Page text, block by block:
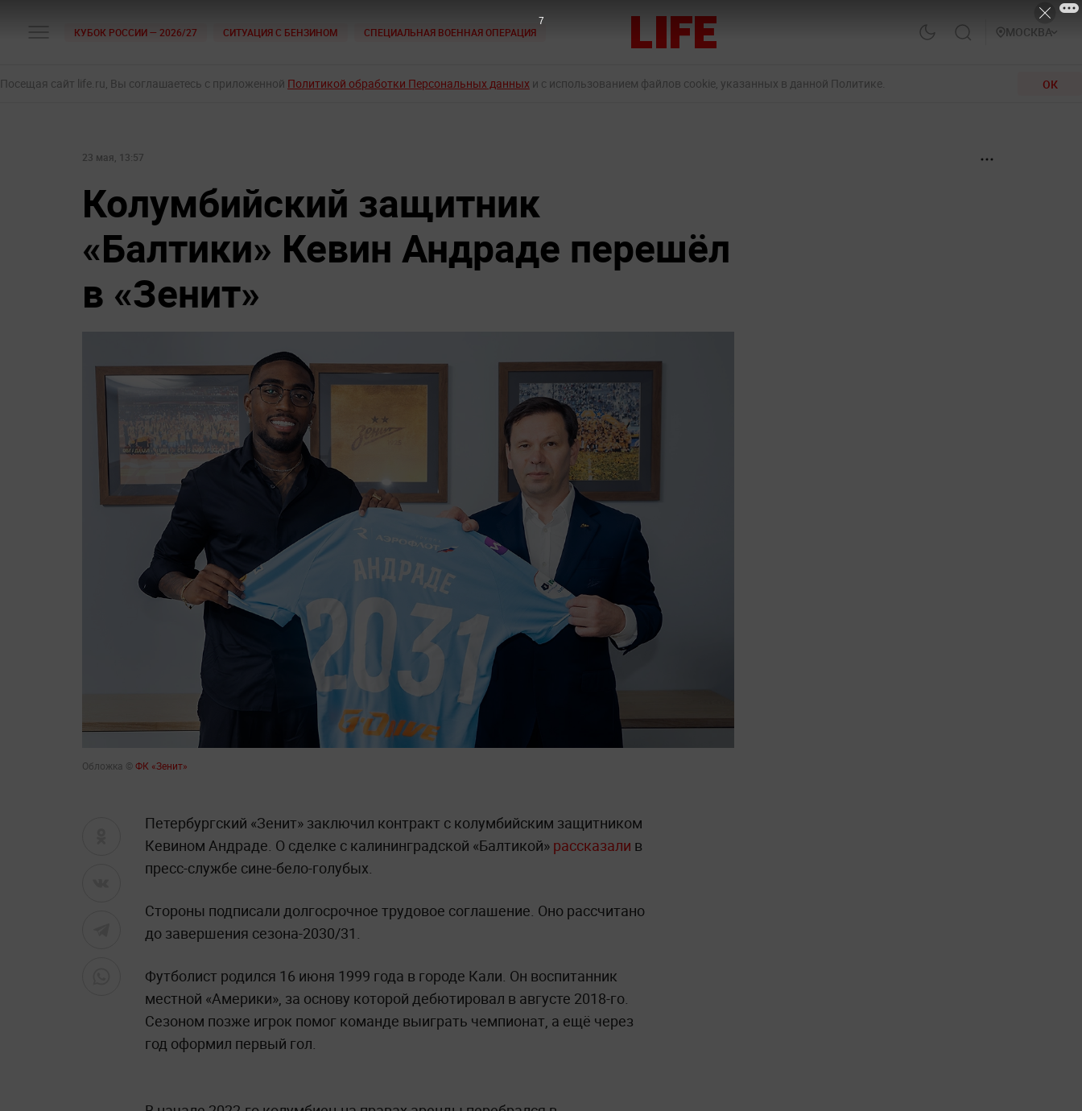
КУБОК РОССИИ — 2026/27 СИТУАЦИЯ С БЕНЗИНОМ СПЕЦИАЛЬНАЯ ВОЕННАЯ ОПЕРАЦИЯ МОСКВА
Посещая сайт life.ru, Вы соглашаетесь с приложенной Политикой обработки Персональных данных и с использованием файлов cookie, указанных в данной Политике. ОК
23 мая, 13:57
Колумбийский защитник
«Балтики» Кевин Андраде перешёл
в «Зенит»
Обложка © ФК «Зенит»
Петербургский «Зенит» заключил контракт с колумбийским защитником
Кевином Андраде. О сделке с калининградской «Балтикой» рассказали в
пресс-службе сине-бело-голубых.
Стороны подписали долгосрочное трудовое соглашение. Оно рассчитано
до завершения сезона-2030/31.
Футболист родился 16 июня 1999 года в городе Кали. Он воспитанник
местной «Америки», за основу которой дебютировал в августе 2018-го.
Сезоном позже игрок помог команде выиграть чемпионат, а ещё через
год оформил первый гол.
6